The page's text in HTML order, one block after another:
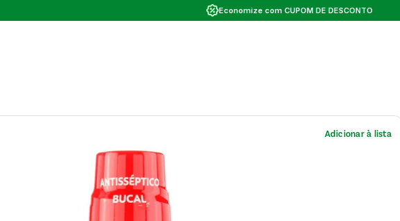
Economize com CUPOM DE DESCONTO